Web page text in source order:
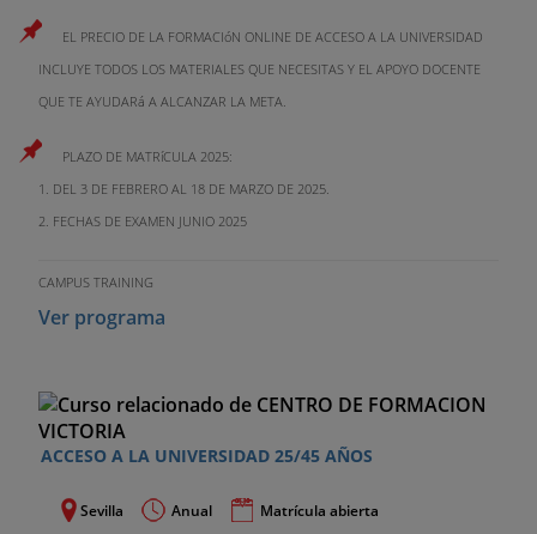
EL PRECIO DE LA FORMACIóN ONLINE DE ACCESO A LA UNIVERSIDAD
INCLUYE TODOS LOS MATERIALES QUE NECESITAS Y EL APOYO DOCENTE
QUE TE AYUDARá A ALCANZAR LA META.
PLAZO DE MATRíCULA 2025:
1. DEL 3 DE FEBRERO AL 18 DE MARZO DE 2025.
2. FECHAS DE EXAMEN JUNIO 2025
CAMPUS TRAINING
Ver programa
ACCESO A LA UNIVERSIDAD 25/45 AÑOS
Sevilla Anual Matrícula abierta